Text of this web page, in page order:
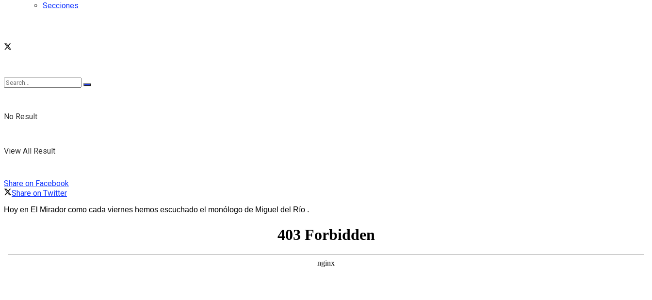
Secciones
No Result
View All Result
Share on Facebook
Share on Twitter
Hoy en El Mirador como cada viernes hemos escuchado el monólogo de Miguel del Río .